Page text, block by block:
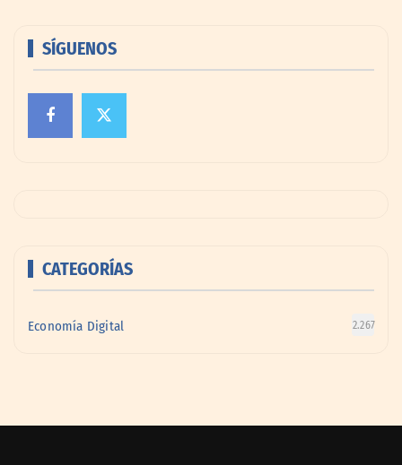
SÍGUENOS
CATEGORÍAS
Economía Digital 2.267